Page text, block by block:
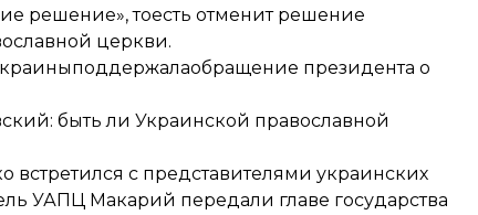
решение», тоесть отменит решение
церкви.
поддержалаобращение президента о
быть ли Украинской православной
с представителями украинских
УАПЦ Макарий передали главе государства